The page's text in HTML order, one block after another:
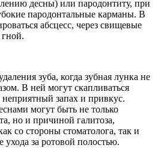
десны) или пародонтиту, при
пародонтальные карманы. В
абсцесс, через свищевые
зуба, когда зубная лунка не
В ней могут скапливаться
запах и привкус.
могут быть не только
но и причиной галитоза,
со стороны стоматолога, так и
ухода за ротовой полостью.